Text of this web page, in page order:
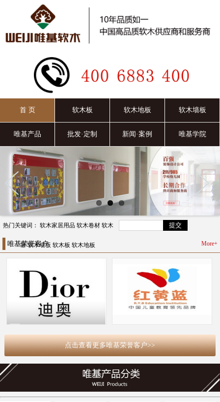
首 页 软木板 软木地板 软木墙板
唯基产品 批发·定制 新闻·案例 唯基学院
热门关键词：软木家居用品 软木卷材 软木
塞 软木墙板 软木板 软木地板 More+
唯基荣誉客户
点击查看更多唯基荣誉客户>>